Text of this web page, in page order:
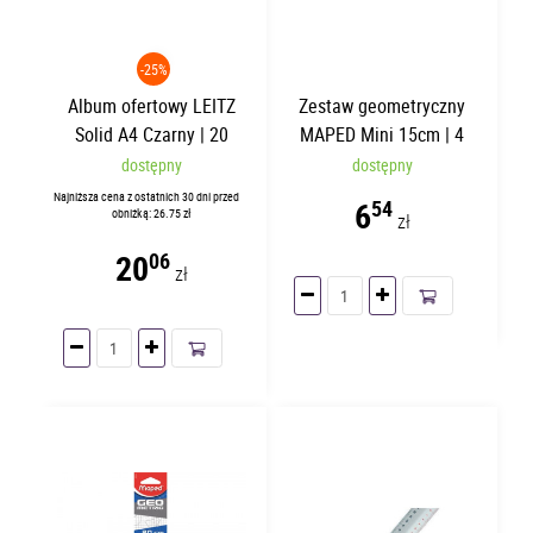
-25%
Album ofertowy LEITZ
Solid A4 Czarny | 20
koszulek | 45641095
dostępny
Najniższa cena z ostatnich 30 dni przed
obniżką: 26.75 zł
2006zł
Zestaw geometryczny
MAPED Mini 15cm | 4
elementy
dostępny
654zł